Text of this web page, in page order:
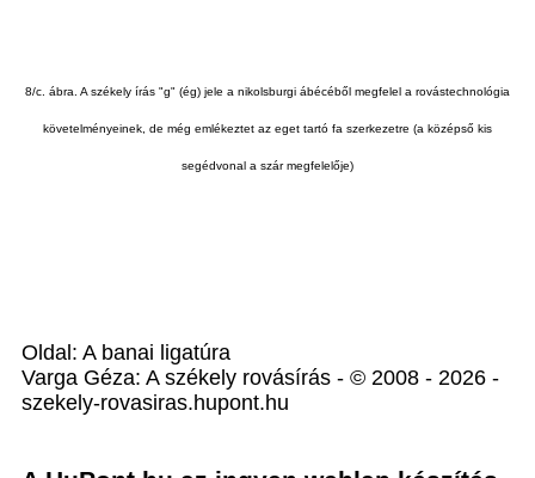
8/c. ábra. A székely írás "g" (ég) jele a nikolsburgi ábécéből megfelel a rovástechnológia
követelményeinek, de még emlékeztet az eget tartó fa szerkezetre (a középső kis
segédvonal a szár megfelelője)
Oldal: A banai ligatúra
Varga Géza: A székely rovásírás - © 2008 - 2026 -
szekely-rovasiras.hupont.hu